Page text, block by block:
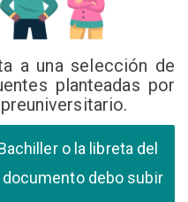
a una selección de
planteadas por
o la libreta del
debo subir